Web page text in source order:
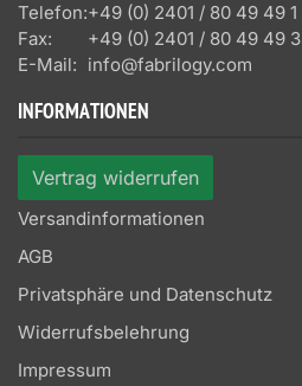
Telefon:+49 (0) 2401 / 80 49 49 1
Fax:
+49 (0) 2401 / 80 49 49 3
E-Mail: info@fabrilogy.com
INFORMATIONEN
Vertrag widerrufen
Versandinformationen
AGB
Privatsphäre und Datenschutz
Widerrufsbelehrung
Impressum